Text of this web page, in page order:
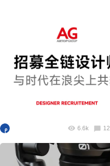
6.6k 12